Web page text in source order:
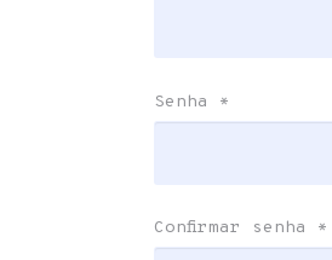
Senha *
Confirmar senha *